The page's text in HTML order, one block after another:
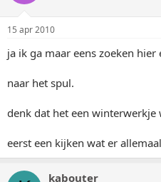
15 apr 2010
ja ik ga maar eens zoeken hier
naar het spul.
denk dat het een winterwerkje
eerst een kijken wat er
kabouter